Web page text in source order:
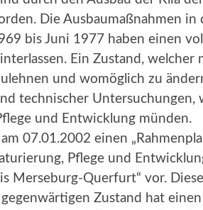
Die Ausbaumaßnahmen in
bis Juni 1977 haben einen
Ein Zustand, welcher
und womöglich zu
technischer Untersuchungen,
und Entwicklung münden.
07.01.2002 einen
Pflege und
Merseburg-Querfurt“ vor.
Zustand hat